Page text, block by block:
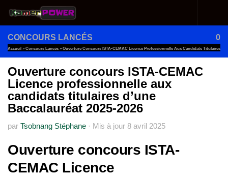
Au dessous du contenu
CONCOURS LANCÉS 0
Accueil » Concours Lancés » Ouverture Concours ISTA-CEMAC Licence Professionnelle Aux Candidats Titulaires
D’une Baccalauréat 2025-2026
Ouverture concours ISTA-CEMAC
Licence professionnelle aux
candidats titulaires d’une
Baccalauréat 2025-2026
par Tsobnang Stéphane · Mis à jour 8 avril 2025
Ouverture concours ISTA-
CEMAC Licence